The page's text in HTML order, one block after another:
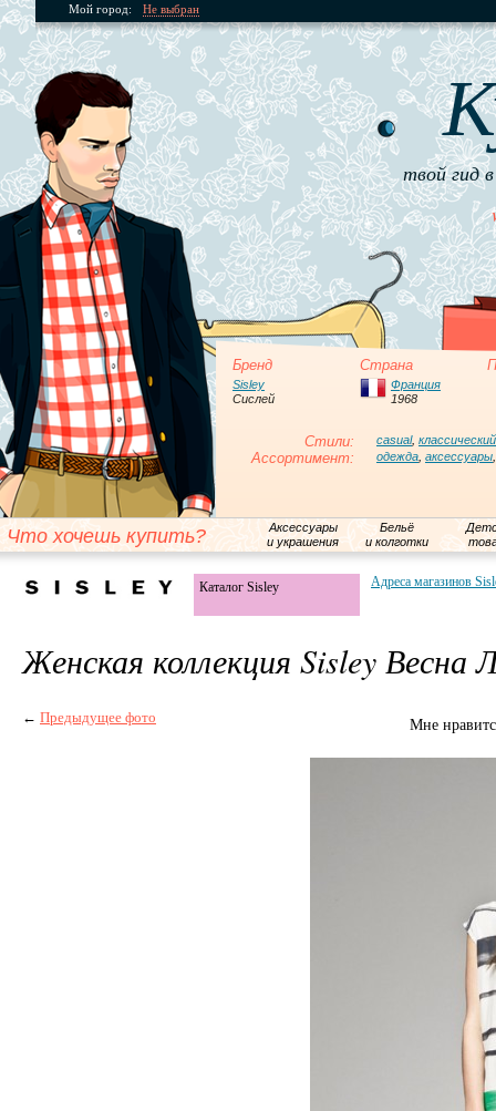
Мой город: Не выбран
твой гид
Бренд Страна
Sisley
Сислей
Франция
1968
Стили: casual, классический
Ассортимент: одежда аксессуары
Что хочешь купить?
Аксессуары
и украшения
Бельё
и колготки
Каталог Sisley Адреса магазинов
Женская коллекция Sisley Весна
← Предыдущее фото Мне